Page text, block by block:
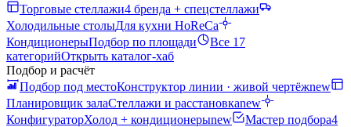
Торговые стеллажи4 бренда + спецстеллажи
Холодильные столыДля кухни HoReCa
КондиционерыПодбор по площади
Все 17
категорийОткрыть каталог-хаб
Подбор и расчёт
Подбор под местоКонструктор линии · живой чертёжnew
Планировщик залаСтеллажи и расстановкаnew
КонфигураторХолод + кондиционерыnew Мастер подбора4